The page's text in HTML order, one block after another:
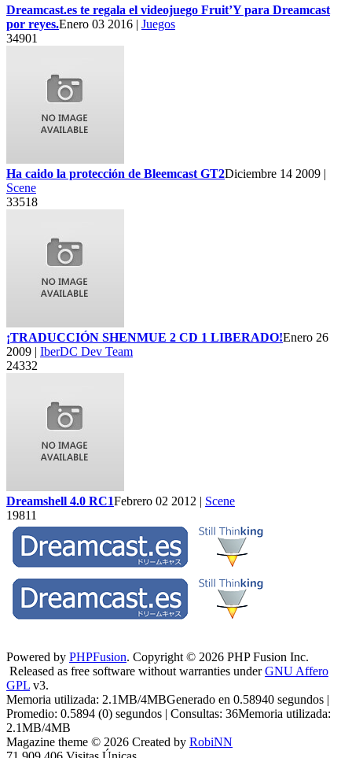
Dreamcast.es te regala el videojuego Fruit’Y para Dreamcast
por reyes.Enero 03 2016 | Juegos
34901
Ha caido la protección de Bleemcast GT2Diciembre 14 2009 |
Scene
33518
¡TRADUCCIÓN SHENMUE 2 CD 1 LIBERADO!Enero 26
2009 | IberDC Dev Team
24332
Dreamshell 4.0 RC1Febrero 02 2012 | Scene
19811
Powered by PHPFusion. Copyright © 2026 PHP Fusion Inc.
Released as free software without warranties underGNU Affero
GPL v3.
Memoria utilizada: 2.1MB/4MBGenerado en 0.58940 segundos |
Promedio: 0.5894 (0) segundos | Consultas: 36Memoria utilizada:
2.1MB/4MB
Magazine theme © 2026 Created by RobiNN